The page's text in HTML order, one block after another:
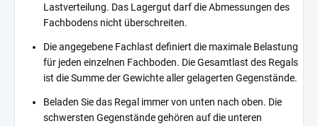
Lastverteilung. Das Lagergut darf die Abmessungen des
Fachbodens nicht überschreiten.
Die angegebene Fachlast definiert die maximale Belastung
für jeden einzelnen Fachboden. Die Gesamtlast des Regals
ist die Summe der Gewichte aller gelagerten Gegenstände.
Beladen Sie das Regal immer von unten nach oben. Die
schwersten Gegenstände gehören auf die unteren